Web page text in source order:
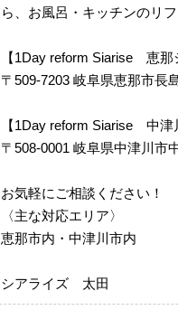
ら、お風呂・キッチンのリ
【1Day reform Siarise 恵那
〒509-7203 岐阜県恵那市長
【1Day reform Siarise 中津
〒508-0001 岐阜県中津川市
お気軽にご相談ください！
〈主な対応エリア〉
恵那市内・中津川市内
シアライズ 太田